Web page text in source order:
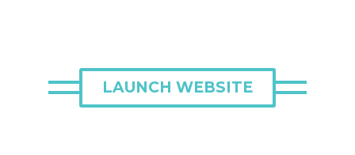
LAUNCH WEBSITE